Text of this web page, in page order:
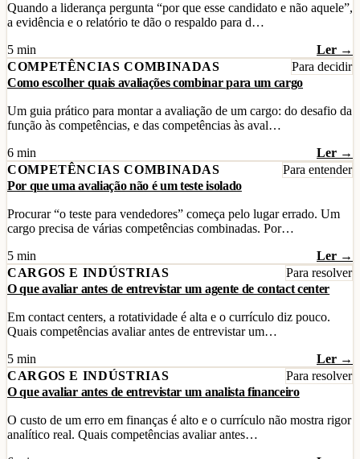
Quando a liderança pergunta “por que esse candidato e não aquele”,
a evidência e o relatório te dão o respaldo para d…
5 min
Ler →
COMPETÊNCIAS COMBINADAS
Para decidir
Como escolher quais avaliações combinar para um cargo
Um guia prático para montar a avaliação de um cargo: do desafio da
função às competências, e das competências às aval…
6 min
Ler →
COMPETÊNCIAS COMBINADAS
Para entender
Por que uma avaliação não é um teste isolado
Procurar “o teste para vendedores” começa pelo lugar errado. Um
cargo precisa de várias competências combinadas. Por…
5 min
Ler →
CARGOS E INDÚSTRIAS
Para resolver
O que avaliar antes de entrevistar um agente de contact center
Em contact centers, a rotatividade é alta e o currículo diz pouco.
Quais competências avaliar antes de entrevistar um…
5 min
Ler →
CARGOS E INDÚSTRIAS
Para resolver
O que avaliar antes de entrevistar um analista financeiro
O custo de um erro em finanças é alto e o currículo não mostra rigor
analítico real. Quais competências avaliar antes…